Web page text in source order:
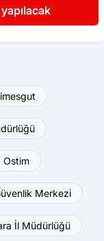
Ostim
Merkezi
İl Müdürlüğü